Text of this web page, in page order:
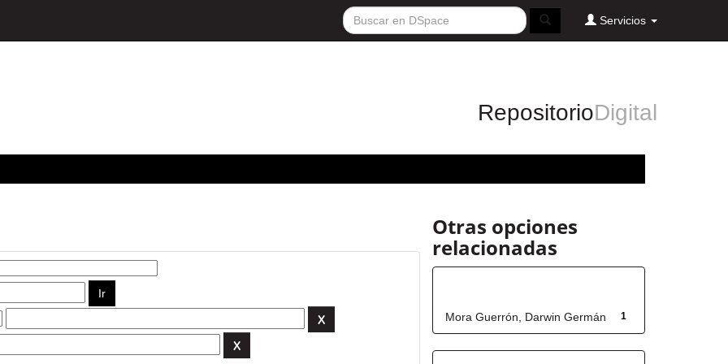
Servicios
RepositorioDigital
Otras opciones
relacionadas
1
Mora Guerrón, Darwin Germán